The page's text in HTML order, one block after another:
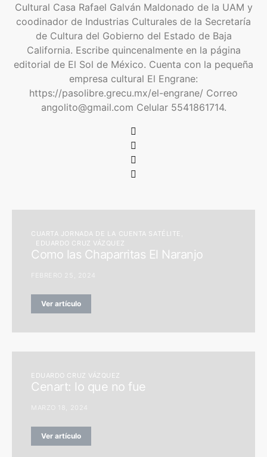
Cultural Casa Rafael Galván Maldonado de la UAM y
coodinador de Industrias Culturales de la Secretaría
de Cultura del Gobierno del Estado de Baja
California. Escribe quincenalmente en la página
editorial de El Sol de México. Cuenta con la pequeña
empresa cultural El Engrane:
https://pasolibre.grecu.mx/el-engrane/ Correo
angolito@gmail.com Celular 5541861714.
CUARTA JORNADA DE LA CUENTA SATÉLITE
EDUARDO CRUZ VÁZQUEZ
Como las Chaparritas El Naranjo
FEBRERO 25, 2024
Ver artículo
EDUARDO CRUZ VÁZQUEZ
Cenart: lo que no fue
MARZO 18, 2024
Ver artículo